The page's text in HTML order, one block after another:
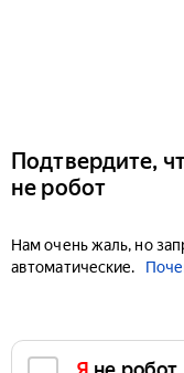
Подтвердите,
не робот
Нам очень жаль, но
автоматические.